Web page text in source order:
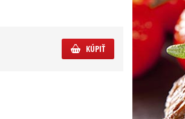
KÚPIŤ